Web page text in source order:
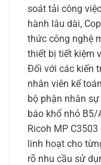
soát tải công
hành lâu dài,
thức công nghệ
thiết bị tiết kiệm
Đối với các kiến
nhân viên kế
bộ phận nhân
báo khổ nhỏ B5/
Ricoh MP
linh hoạt cho
rõ nhu cầu sử